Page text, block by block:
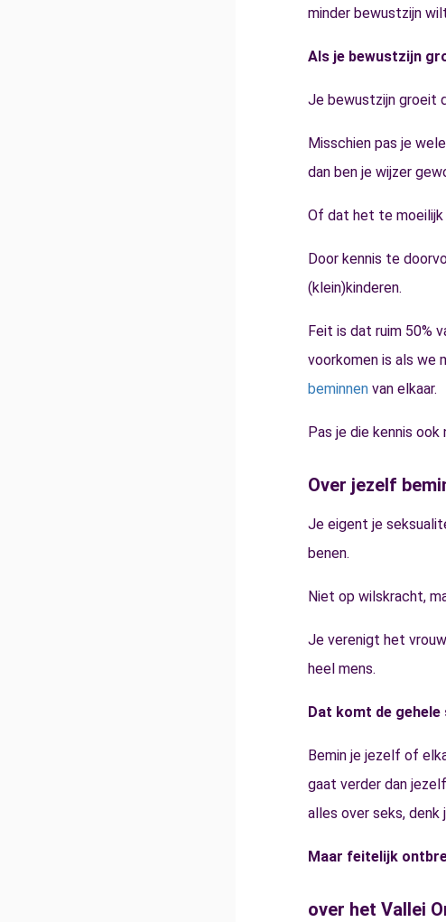
minder bewustzijn
Als je bewustzijn
Je bewustzijn groeit
Misschien pas je
dan ben je wijzer
Of dat het te moeilijk
Door kennis te
(klein)kinderen.
Feit is dat ruim 50%
voorkomen is als we
beminnenvan elkaar.
Pas je die kennis
Over jezelf
Je eigent je
benen.
Niet op wilskracht,
Je verenigt het
heel mens.
Dat komt de
Bemin je jezelf of
gaat verder dan
alles over seks, denk
Maar feitelijk
over het Vallei